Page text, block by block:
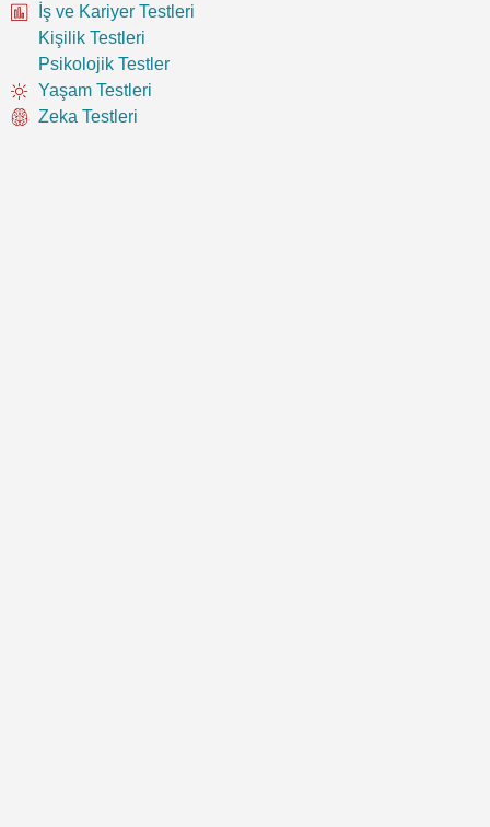
İş ve Kariyer Testleri
Kişilik Testleri
Psikolojik Testler
Yaşam Testleri
Zeka Testleri